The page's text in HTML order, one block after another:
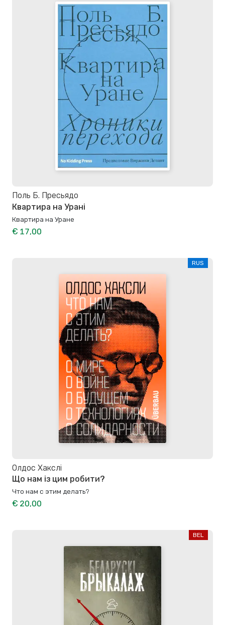
Поль Б. Пресьядо
Квартира на Урані
Квартира на Уране
€ 17,00
RUS
Олдос Хакслі
Що нам із цим робити?
Что нам с этим делать?
€ 20,00
BEL